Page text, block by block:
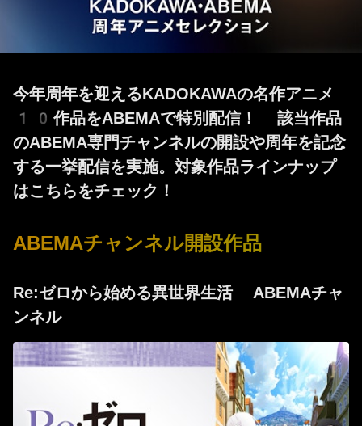
ABEMA｜KADOKAWA・
今年周年を迎えるKADOKAWAの名作アニメ
10作品をABEMAで特別配信！ 該当作品
のABEMA専門チャンネルの開設や周年を記念
する一挙配信を実施。対象作品ラインナップ
はこちらをチェック！
ABEMAチャンネル開設作品
Re:ゼロから始める異世界生活 ABEMAチャ
ンネル